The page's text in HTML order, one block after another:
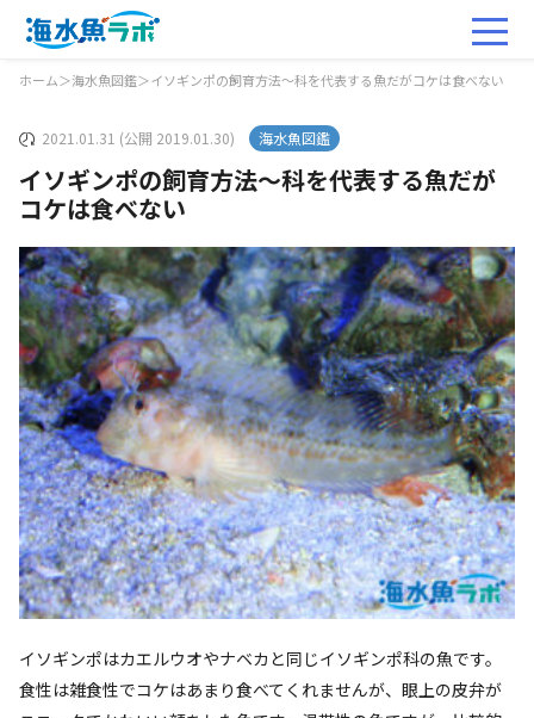
ホーム＞海水魚図鑑＞イソギンポの飼育方法～科を代表する魚だがコケは食べない
2021.01.31 (公開 2019.01.30) 海水魚図鑑
イソギンポの飼育方法～科を代表する魚だが
コケは食べない
イソギンポはカエルウオやナベカと同じイソギンポ科の魚です。
食性は雑食性でコケはあまり食べてくれませんが、眼上の皮弁が